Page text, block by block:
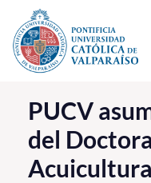
Click acá para ir
La Universidad
Investigación,
PUCV Internacional
PUCV
del
Acuicultura